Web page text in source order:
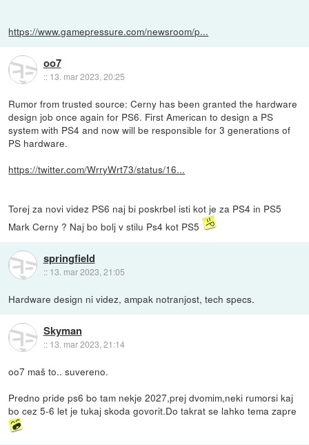
https://www.gamepressure.com/newsroom/p...
oo7
:: 13. mar 2023, 20:25
Rumor from trusted source: Cerny has been granted the hardware
design job once again for PS6. First American to design a PS
system with PS4 and now will be responsible for 3 generations of
PS hardware.
https://twitter.com/WrryWrt73/status/16...
Torej za novi videz PS6 naj bi poskrbel isti kot je za PS4 in PS5
Mark Cerny ? Naj bo bolj v stilu Ps4 kot PS5
springfield
:: 13. mar 2023, 21:05
Hardware design ni videz, ampak notranjost, tech specs.
Skyman
:: 13. mar 2023, 21:14
oo7 maš to.. suvereno.
Predno pride ps6 bo tam nekje 2027,prej dvomim,neki rumorsi kaj
bo cez 5-6 let je tukaj skoda govorit.Do takrat se lahko tema zapre